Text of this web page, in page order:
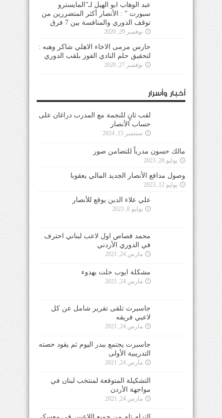
عبد الوهاب ابو الهيل لـ”المايسترو
سبورت ” : الأنصار أكثر المتضررين من
توقف الدوري والمنافسة بين 7 فرق
نوفمبر 29, 2020
حارس مرمى الاخاء الاهلي شاكر وهبه :
لتحقيق حلم النادي الفوز بلقب الدوري
نوفمبر 27, 2020
أخبار وأسرار
لقب ثانٍ للنجمة مع المدرب دراغان على
حساب الأنصار
سبتمبر 15, 2024
مالك حسون مدرباً للتضامن صور
يوليو 28, 2023
وصول مدافع الأنصار الجديد المالي يعقوبا
يوليو 12, 2023
علي علاء الدين يوقع للأنصار
يوليو 8, 2023
محمد قصاص اول لاعب لبناني احترف
في الدوري الأردني
مارس 24, 2021
مشكلة ايوب حلت بهدوء
مارس 24, 2021
جاسبرت تلقى تقرير شامل عن كل
لاعبي فريقه
مارس 24, 2021
جاسبرت يجتمع ببدر اليوم ثم يقود حصته
التدريبية الأولى
مارس 24, 2021
التشكيلة المتوقعة لمنتخب لبنان في
مواجهة الأردن
مارس 24, 2021